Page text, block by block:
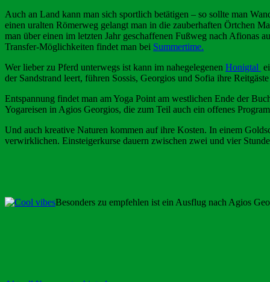
Auch an Land kann man sich sportlich betätigen – so sollte man
einen uralten Römerweg gelangt man in die zauberhaften Örtchen
man über einen im letzten Jahr geschaffenen Fußweg nach Afionas
Transfer-Möglichkeiten findet man bei Summertime.
Wer lieber zu Pferd unterwegs ist kann im nahegelegenen Honigtal
der Sandstrand leert, führen Sossis, Georgios und Sofia ihre
Entspannung findet man am Yoga Point am westlichen Ende der
Yogareisen in Agios Georgios, die zum Teil auch ein offenes
Und auch kreative Naturen kommen auf ihre Kosten. In einem
verwirklichen. Einsteigerkurse dauern zwischen zwei und vier
Besonders zu empfehlen ist ein Ausflug nach Agios